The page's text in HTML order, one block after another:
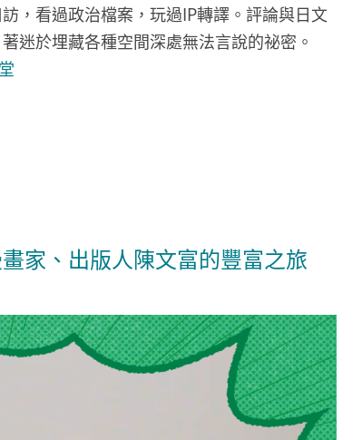
，看過政治檔案，玩過IP轉譯。評論與日文
迷於埋藏各種空間深處無法言說的祕密。
家、出版人陳文富的豐富之旅